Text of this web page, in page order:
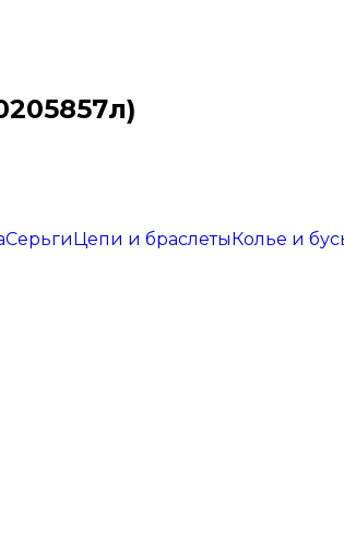
СерьгиЦепи и браслетыКолье и